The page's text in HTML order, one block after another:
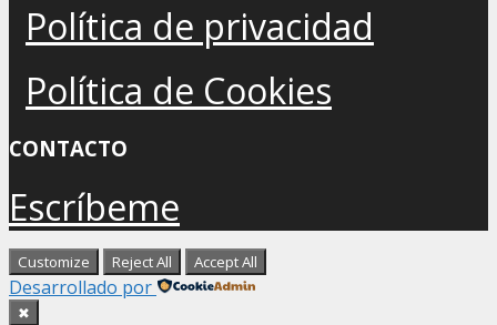
Política de privacidad
Política de Cookies
CONTACTO
Escríbeme
Customize Reject All Accept All
Desarrollado por
✖